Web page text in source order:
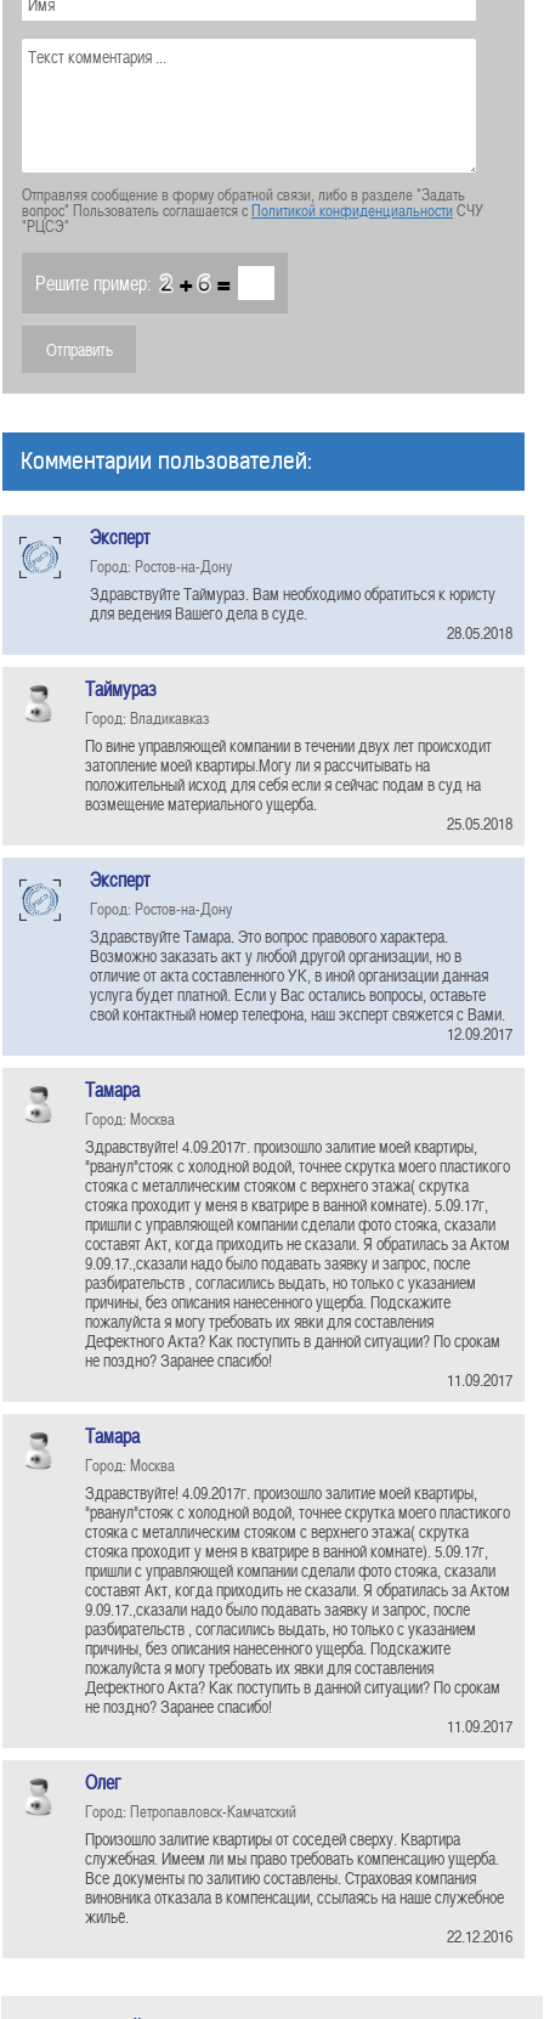
Отправляя сообщение в форму обратной связи, либо в разделе "Задать
вопрос" Пользователь соглашается сПолитикой конфиденциальностиСЧУ
"РЦСЭ"
Решите пример: + =
Комментарии пользователей:
Эксперт
Город: Ростов-на-Дону
Здравствуйте Таймураз. Вам необходимо обратиться к юристу
для ведения Вашего дела в суде.
28.05.2018
Таймураз
Город: Владикавказ
По вине управляющей компании в течении двух лет происходит
затопление моей квартиры.Могу ли я рассчитывать на
положительный исход для себя если я сейчас подам в суд на
возмещение материального ущерба.
25.05.2018
Эксперт
Город: Ростов-на-Дону
Здравствуйте Тамара. Это вопрос правового характера.
Возможно заказать акт у любой другой организации, но в
отличие от акта составленного УК, в иной организации данная
услуга будет платной. Если у Вас остались вопросы, оставьте
свой контактный номер телефона, наш эксперт свяжется с Вами.
12.09.2017
Тамара
Город: Москва
Здравствуйте! 4.09.2017г. произошло залитие моей квартиры,
"рванул"стояк с холодной водой, точнее скрутка моего пластикого
стояка с металлическим стояком с верхнего этажа( скрутка
стояка проходит у меня в кватрире в ванной комнате). 5.09.17г,
пришли с управляющей компании сделали фото стояка, сказали
составят Акт, когда приходить не сказали. Я обратилась за Актом
9.09.17.,сказали надо было подавать заявку и запрос, после
разбирательств , согласились выдать, но только с указанием
причины, без описания нанесенного ущерба. Подскажите
пожалуйста я могу требовать их явки для составления
Дефектного Акта? Как поступить в данной ситуации? По срокам
не поздно? Заранее спасибо!
11.09.2017
Тамара
Город: Москва
Здравствуйте! 4.09.2017г. произошло залитие моей квартиры,
"рванул"стояк с холодной водой, точнее скрутка моего пластикого
стояка с металлическим стояком с верхнего этажа( скрутка
стояка проходит у меня в кватрире в ванной комнате). 5.09.17г,
пришли с управляющей компании сделали фото стояка, сказали
составят Акт, когда приходить не сказали. Я обратилась за Актом
9.09.17.,сказали надо было подавать заявку и запрос, после
разбирательств , согласились выдать, но только с указанием
причины, без описания нанесенного ущерба. Подскажите
пожалуйста я могу требовать их явки для составления
Дефектного Акта? Как поступить в данной ситуации? По срокам
не поздно? Заранее спасибо!
11.09.2017
Олег
Город: Петропавловск-Камчатский
Произошло залитие квартиры от соседей сверху. Квартира
служебная. Имеем ли мы право требовать компенсацию ущерба.
Все документы по залитию составлены. Страховая компания
виновника отказала в компенсации, ссылаясь на наше служебное
жильё.
22.12.2016